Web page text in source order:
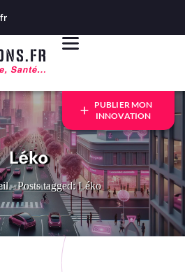
PUBLIER MON
INNOVATION
Léko
- Posts tagged: Léko